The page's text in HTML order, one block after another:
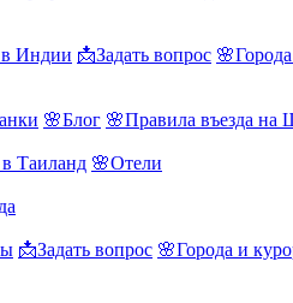
в Индии 📩Задать вопрос
🌸Блог 🌸Правила въезда на
Таиланд 🌸Отели
📩Задать вопрос 🌸Города и